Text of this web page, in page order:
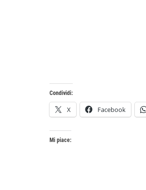
Condividi:
X Facebook
Mi piace: